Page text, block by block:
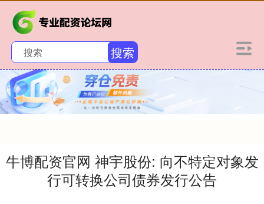
搜索
牛博配资官网 神宇股份: 向不特定对象发
行可转换公司债券发行公告